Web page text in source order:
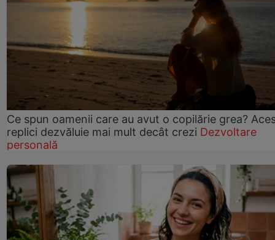
Ce spun oamenii care au avut o copilărie grea?
replici dezvăluie mai mult decât crezi Dezvoltare
personală